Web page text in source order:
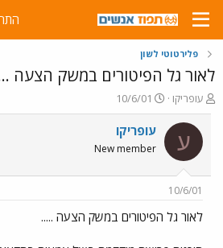
פלירטוטי לשון
לאור גל הפיטורים במשק הצעה
פ
ו
ת
ח
ה
ש
א
עופריקו
פ
ו
ר
ם
ר
10/6/01
ע עופריקו
New member
10/6/01
לאור גל הפיטורים במשק הצעה .....